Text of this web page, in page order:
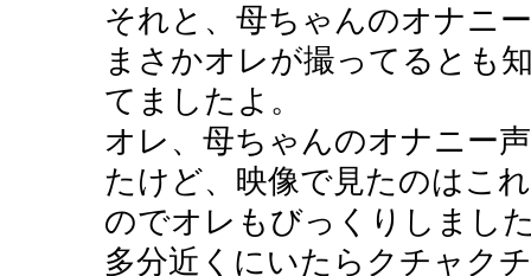
それと、母ちゃんのオナニ
まさかオレが撮ってるとも
てましたよ。
オレ、母ちゃんのオナニー
たけど、映像で見たのはこ
のでオレもびっくりしまし
多分近くにいたらクチャク